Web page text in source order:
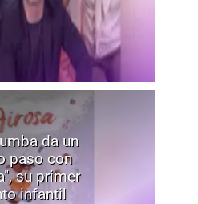
da un
paso con
su primer
infantil